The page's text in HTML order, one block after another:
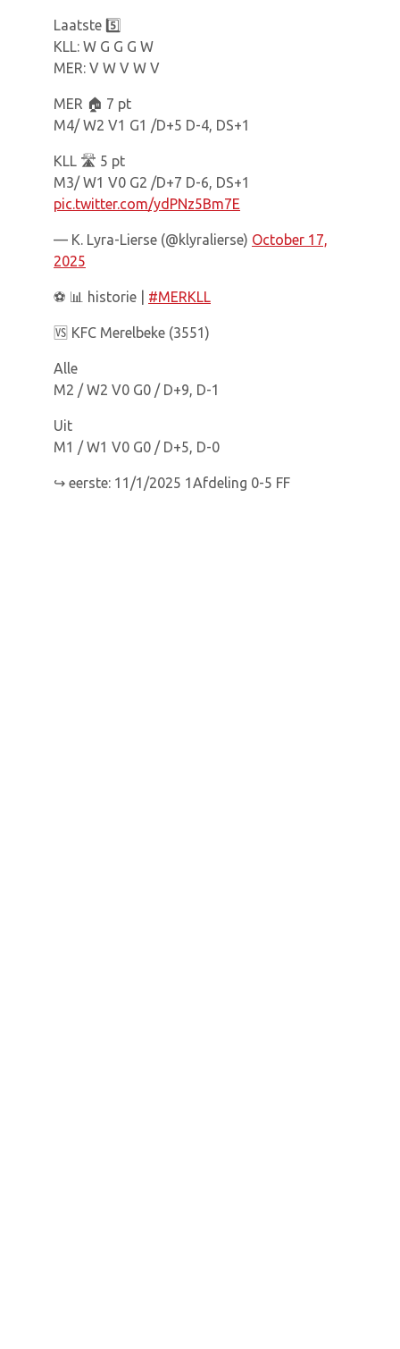
Laatste 5️⃣
KLL: W G G G W
MER: V W V W V
MER 🏠 7 pt
M4/ W2 V1 G1 /D+5 D-4, DS+1
KLL 🛣 5 pt
M3/ W1 V0 G2 /D+7 D-6, DS+1
pic.twitter.com/ydPNz5Bm7E
— K. Lyra-Lierse (@klyralierse) October 17,
2025
⚽️ 📊 historie | #MERKLL
🆚️ KFC Merelbeke (3551)
Alle
M2 / W2 V0 G0 / D+9, D-1
Uit
M1 / W1 V0 G0 / D+5, D-0
↪️ eerste: 11/1/2025 1Afdeling 0-5 FF